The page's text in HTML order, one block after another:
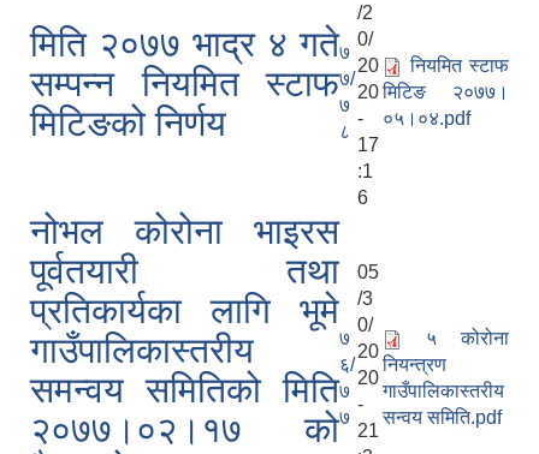
मिति २०७७ भाद्र ४ गते
सम्पन्न नियमित स्टाफ
मिटिङको निर्णय
७
७/
७
८
/2
0/
20
20
-
17
:1
6
नियमित स्टाफ
मिटिङ २०७७।
०५।०४.pdf
नोभल कोरोना भाइरस
पूर्वतयारी तथा
प्रतिकार्यका लागि भूमे
गाउँपालिकास्तरीय
समन्वय समितिको मिति
२०७७।०२।१७ को
७
६/
७
७
05
/3
0/
20
20
-
21
५ कोरोना
नियन्त्रण
गाउँपालिकास्तरीय
सन्वय समिति.pdf